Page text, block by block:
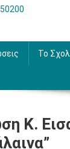
Το
Κ.